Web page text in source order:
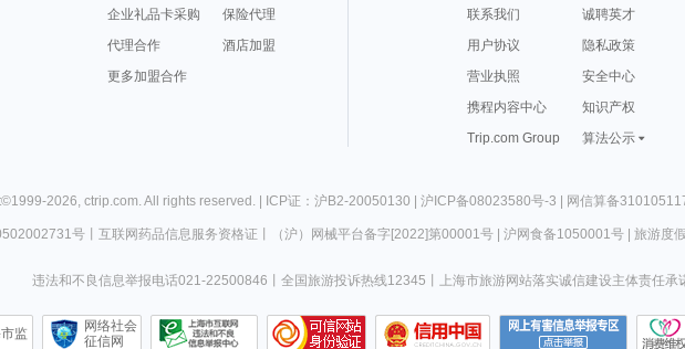
企业礼品卡采购
保险代理
代理合作
酒店加盟
更多加盟合作
联系我们
诚聘英才
用户协议
隐私政策
营业执照
安全中心
携程内容中心
知识产权
Trip.com Group
算法公示
1999-2026, ctrip.com. All rights reserved. | ICP证：沪B2-20050130 | 沪ICP备08023580号-3 | 网信算备
号丨 互联网药品信息服务资格证 （沪）网械平台备字[2022]第00001号| 沪网食备1050001号| 旅游度
违法和不良信息举报电话021-22500846 全国旅游投诉热线12345 上海市旅游网站落实诚信建设主体责任承
监
网络社会
征信网